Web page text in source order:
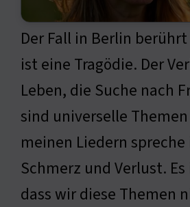
Der Fall in Berlin
ist eine Tragödie. Der
Leben, die Suche nach
sind universelle
meinen Liedern spreche
Schmerz und Verlust.
dass wir diese Themen